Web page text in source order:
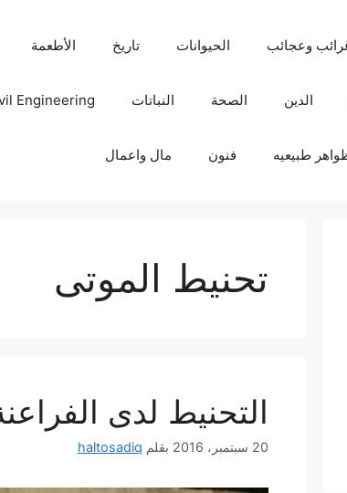
وعجائب الحيوانات تاريخ الأطعمة
الدين الصحة النباتات Engineering
طبيعيه فنون مال واعمال
تحنيط الموتى
التحنيط لدى
20 سبتمبر، 2016 بقلم haltosadiq